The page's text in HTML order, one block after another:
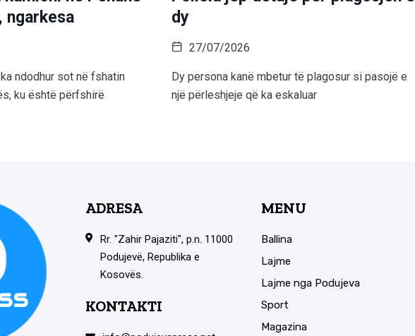
ngarkesa
ndodhur sot në fshatin
ku është përfshirë
dy
27/07/2026
Dy persona kanë mbetur të plagosur si pasojë e
një përleshjeje që ka eskaluar
ADRESA
Rr. "Zahir Pajaziti", p.n. 11000
Podujevë, Republika e
Kosovës.
KONTAKTI
MENU
Ballina
Lajme
Lajme nga Podujeva
Sport
Magazina